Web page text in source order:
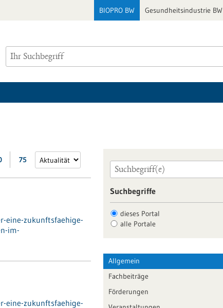
BIOPRO BW Gesundheitsindustrie BW
75
eine-zukunftsfaehige-
im-
eine-zukunftsfaehige-
Suchbegriffe
dieses Portal
alle Portale
Allgemein
Fachbeiträge
Förderungen